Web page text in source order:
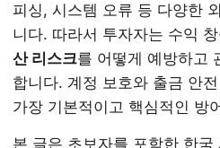
피싱, 시스템 오류 등 다양한
니다. 따라서 투자자는 수익
산 리스크를 어떻게 예방하고
합니다. 계정 보호와 출금 안
가장 기본적이고 핵심적인 방
본 글은 초보자를 포함한 한